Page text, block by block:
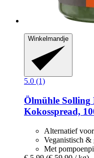
Winkelmandje
5.0 (1)
Ölmühle Solling
Kokosspread,
Alternatief
Veganistisch &
Met